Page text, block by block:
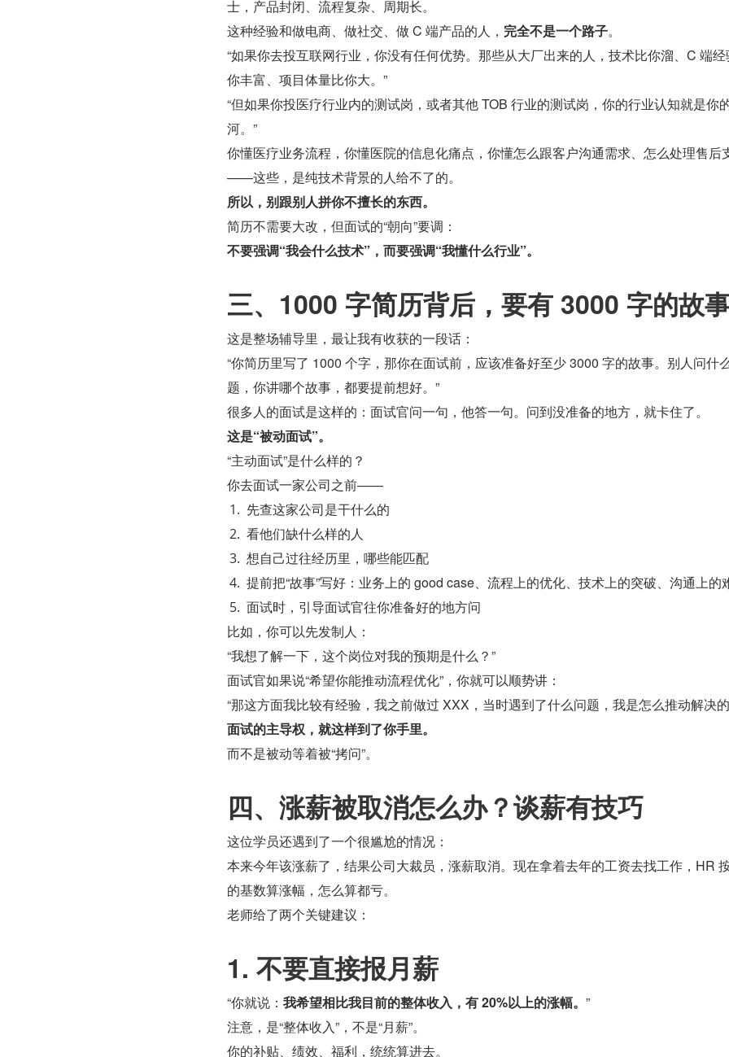
士，产品封闭、流程复杂、周期长。
这种经验和做电商、做社交、做 C 端产品的人， 完全不是一个路子。
“如果你去投互联网行业，你没有任何优势。那些从大厂出来的人，技术比你溜、C 端
你丰富、项目体量比你大。”
“但如果你投医疗行业内的测试岗，或者其他 TOB 行业的测试岗，你的行业认知就是你
河。”
你懂医疗业务流程，你懂医院的信息化痛点，你懂怎么跟客户沟通需求、怎么处理售后
——这些，是纯技术背景的人给不了的。
所以，别跟别人拼你不擅长的东西。
简历不需要大改，但面试的“朝向”要调：
不要强调“我会什么技术”，而要强调“我懂什么行业”。
三、1000 字简历背后，要有 3000 字的故
这是整场辅导里，最让我有收获的一段话：
“你简历里写了 1000 个字，那你在面试前，应该准备好至少 3000 字的故事。别人问什
题，你讲哪个故事，都要提前想好。”
很多人的面试是这样的：面试官问一句，他答一句。问到没准备的地方，就卡住了。
这是“被动面试”。
“主动面试”是什么样的？
你去面试一家公司之前——
先查这家公司是干什么的
看他们缺什么样的人
想自己过往经历里，哪些能匹配
提前把“故事”写好：业务上的 good case、流程上的优化、技术上的突破、沟通上的
面试时，引导面试官往你准备好的地方问
比如，你可以先发制人：
“我想了解一下，这个岗位对我的预期是什么？”
面试官如果说“希望你能推动流程优化”，你就可以顺势讲：
“那这方面我比较有经验，我之前做过 XXX，当时遇到了什么问题，我是怎么推动解决
面试的主导权，就这样到了你手里。
而不是被动等着被“拷问”。
四、涨薪被取消怎么办？谈薪有技巧
这位学员还遇到了一个很尴尬的情况：
本来今年该涨薪了，结果公司大裁员，涨薪取消。现在拿着去年的工资去找工作，HR
的基数算涨幅，怎么算都亏。
老师给了两个关键建议：
1. 不要直接报月薪
“你就说： 我希望相比我目前的整体收入，有 20%以上的涨幅。 ”
注意，是“整体收入”，不是“月薪”。
你的补贴、绩效、福利，统统算进去。